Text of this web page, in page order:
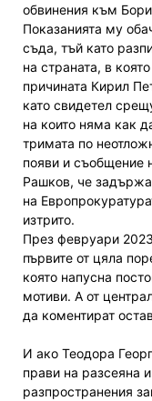
обвинения към
Показанията му
съда, тъй като
на страната, в
причината Кирил
като свидетел
на които няма как
тримата по
появи и съобщение
Рашков, че
на
изтрито.
През февруари
първите от цяла
която напусна
мотиви. А от
да коментират
И ако Теодора
прави на разсеяна
разпространения